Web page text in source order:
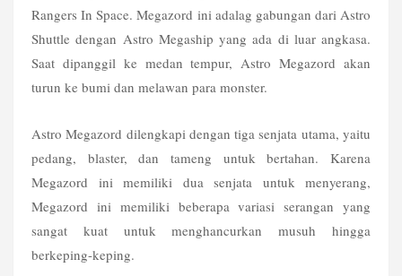
Rangers In Space. Megazord ini adalag gabungan dari Astro
Shuttle dengan Astro Megaship yang ada di luar angkasa.
Saat dipanggil ke medan tempur, Astro Megazord akan
turun ke bumi dan melawan para monster.
Astro Megazord dilengkapi dengan tiga senjata utama, yaitu
pedang, blaster, dan tameng untuk bertahan. Karena
Megazord ini memiliki dua senjata untuk menyerang,
Megazord ini memiliki beberapa variasi serangan yang
sangat kuat untuk menghancurkan musuh hingga
berkeping-keping.